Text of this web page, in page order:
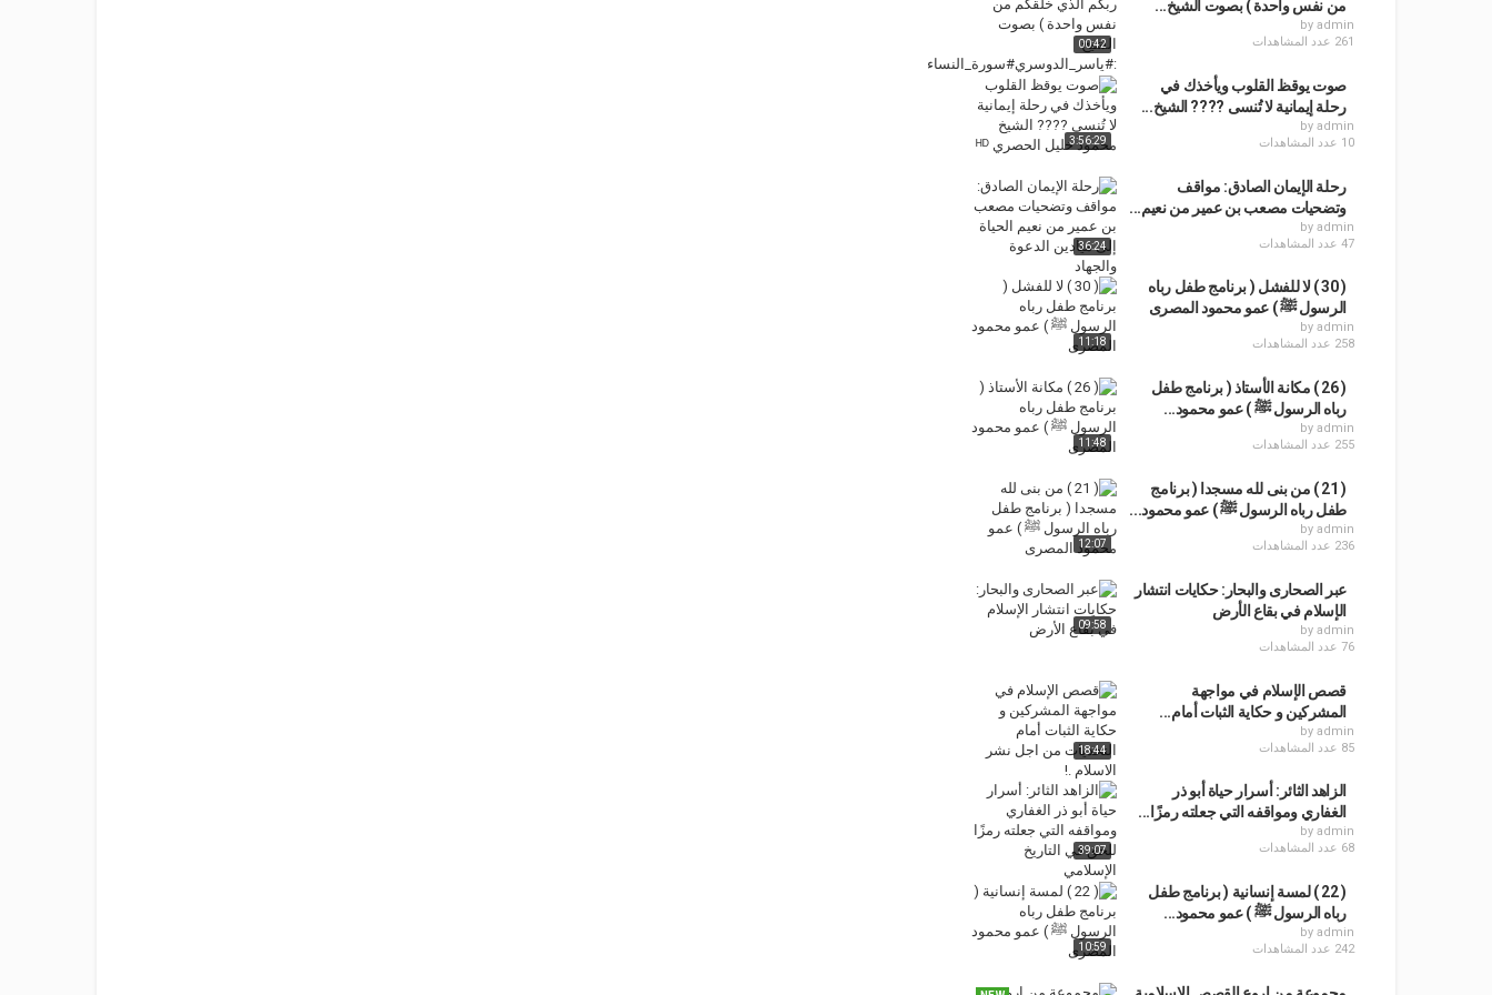
00:42
من نفس واحدة ) بصوت الشيخ...
by admin
261 عدد المشاهدات
3:56:29
صوت يوقظ القلوب ويأخذك في
رحلة إيمانية لا تُنسى ???? الشيخ...
by admin
10 عدد المشاهدات
36:24
رحلة الإيمان الصادق: مواقف
وتضحيات مصعب بن عمير من نعيم...
by admin
47 عدد المشاهدات
11:18
( 30 ) لا للفشل ( برنامج طفل رباه
الرسول ﷺ ) عمو محمود المصرى
by admin
258 عدد المشاهدات
11:48
( 26 ) مكانة الأستاذ ( برنامج طفل
رباه الرسول ﷺ ) عمو محمود...
by admin
255 عدد المشاهدات
12:07
( 21 ) من بنى لله مسجدا ( برنامج
طفل رباه الرسول ﷺ ) عمو محمود...
by admin
236 عدد المشاهدات
09:58
عبر الصحارى والبحار: حكايات انتشار
الإسلام في بقاع الأرض
by admin
76 عدد المشاهدات
18:44
قصص الإسلام في مواجهة
المشركين و حكاية الثبات أمام...
by admin
85 عدد المشاهدات
39:07
الزاهد الثائر: أسرار حياة أبو ذر
الغفاري ومواقفه التي جعلته رمزًا...
by admin
68 عدد المشاهدات
10:59
( 22 ) لمسة إنسانية ( برنامج طفل
رباه الرسول ﷺ ) عمو محمود...
by admin
242 عدد المشاهدات